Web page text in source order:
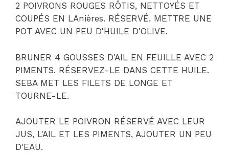
2 POIVRONS ROUGES RÔTIS, NETTOYÉS ET
COUPÉS EN LAnières. RÉSERVÉ. METTRE UNE
POT AVEC UN PEU D'HUILE D'OLIVE.
BRUNER 4 GOUSSES D'AIL EN FEUILLE AVEC 2
PIMENTS. RÉSERVEZ-LE DANS CETTE HUILE.
SEBA MET LES FILETS DE LONGE ET
TOURNE-LE.
AJOUTER LE POIVRON RÉSERVÉ AVEC LEUR
JUS, L'AIL ET LES PIMENTS, AJOUTER UN PEU
D'EAU.